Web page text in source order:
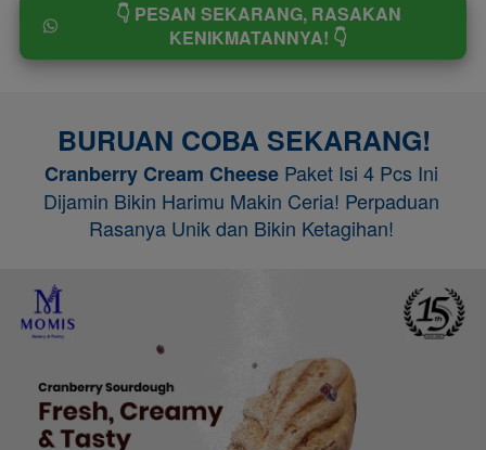
`
👇 PESAN SEKARANG, RASAKAN
KENIKMATANNYA! 👇
BURUAN COBA SEKARANG!
Cranberry Cream Cheese Paket Isi 4 Pcs Ini
Dijamin Bikin Harimu Makin Ceria! Perpaduan
Rasanya Unik dan Bikin Ketagihan!